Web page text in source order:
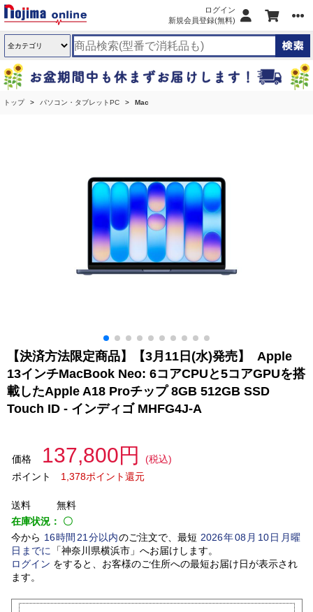
ログイン
新規会員登録(無料)
トップ パソコン・タブレットPC Mac
【決済方法限定商品】【3月11日(水)発売】 Apple
13インチMacBook Neo: 6コアCPUと5コアGPUを搭
載したApple A18 Proチップ 8GB 512GB SSD
Touch ID - インディゴ MHFG4J-A
価格 137,800円
(税込)
ポイント
1,378ポイント還元
送料
無料
在庫状況： 〇
今から 16時間 21 分以内のご注文で、最短 2026年08 月 10日月曜
日 までに 「神奈川県横浜市」 へお届けします。
ログイン をすると、お客様のご住所への最短お届け日が表示され
ます。